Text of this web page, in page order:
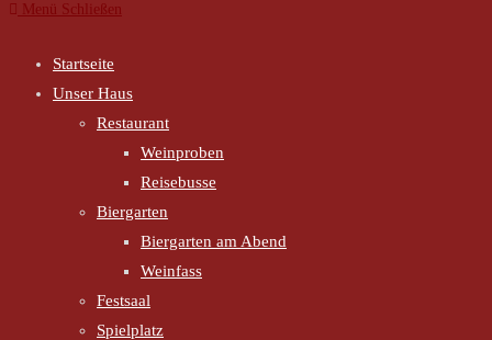
Menü Schließen
Startseite
Unser Haus
Restaurant
Weinproben
Reisebusse
Biergarten
Biergarten am Abend
Weinfass
Festsaal
Spielplatz